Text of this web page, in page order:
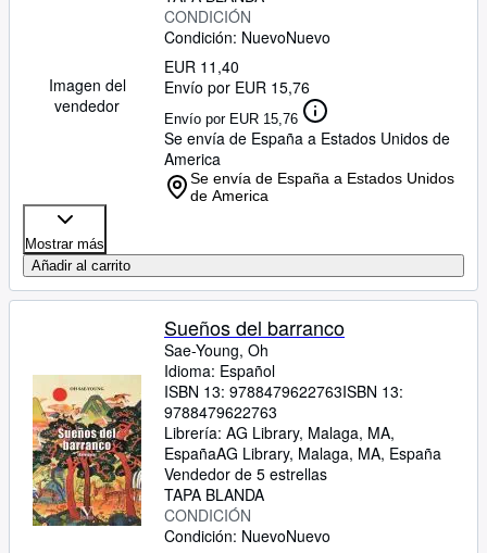
Imagen del
vendedor
CONDICIÓN
Condición: NuevoNuevo
EUR 11,40
Envío por EUR 15,76
Envío por EUR 15,76
Se envía de España a Estados Unidos de
America
Se envía de España a Estados Unidos
de America
Mostrar más
Añadir al carrito
Sueños del barranco
Sae-Young, Oh
Idioma: Español
ISBN 13: 9788479622763ISBN 13:
9788479622763
Librería: AG Library, Malaga, MA,
EspañaAG Library, Malaga, MA, España
Vendedor de 5 estrellas
TAPA BLANDA
CONDICIÓN
Condición: NuevoNuevo